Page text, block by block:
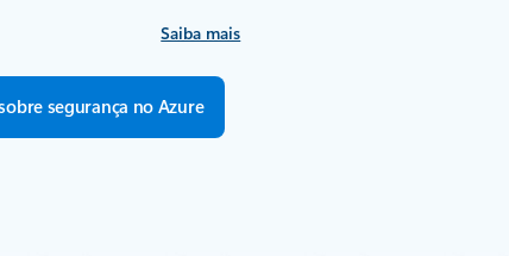
Saiba mais
segurança no Azure